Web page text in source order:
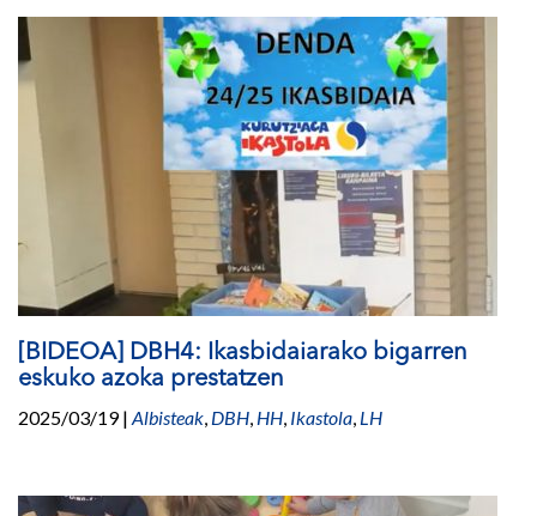
[BIDEOA] DBH4: Ikasbidaiarako bigarren
eskuko azoka prestatzen
2025/03/19| Albisteak, DBH, HH, Ikastola, LH